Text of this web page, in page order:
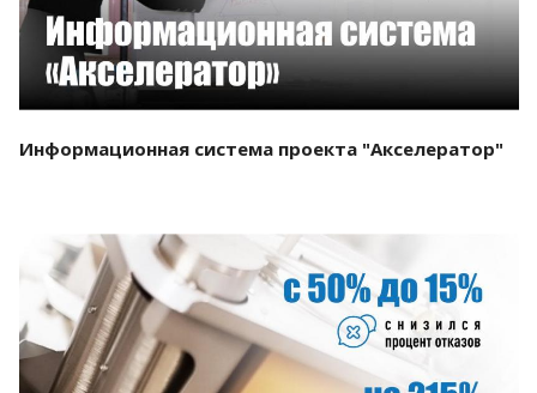
Информационная система проекта "Акселератор"